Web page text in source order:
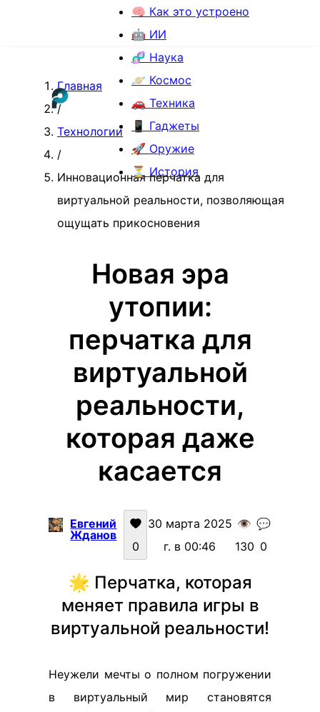
🧠 Как это устроено
🤖 ИИ
🧬 Наука
🪐 Космос
🚗 Техника
📱 Гаджеты
🚀 Оружие
⏳ История
Главная
/
Технологии
/
Инновационная перчатка для
виртуальной реальности, позволяющая
ощущать прикосновения
Новая эра
утопии:
перчатка для
виртуальной
реальности,
которая даже
касается
Евгений
Жданов
0
30 марта 2025
г. в 00:46
👁️
130
💬
0
🌟 Перчатка, которая
меняет правила игры в
виртуальной реальности!
Неужели мечты о полном погружении
в виртуальный мир становятся